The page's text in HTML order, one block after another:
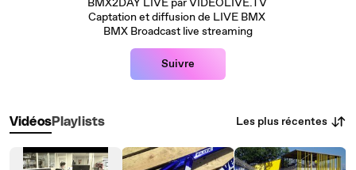
BMX2DAY LIVE par VIDEOLIVE.TV
Captation et diffusion de LIVE BMX
BMX Broadcast live streaming
Suivre
VidéosPlaylists Les plus récentes